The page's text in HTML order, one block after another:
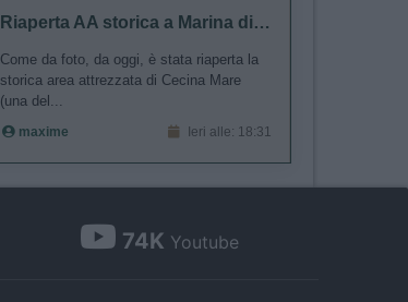
Riaperta AA storica a Marina di Cecina
Come da foto, da oggi, è stata riaperta la
storica area attrezzata di Cecina Mare
(una del...
maxime Ieri alle: 18:31
74K Youtube